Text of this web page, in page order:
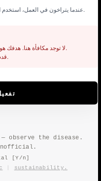
عندما يتراخون في العمل، استخدم التدخلات الإدارية أدناه لإجبارهم على العودة للعمل.
لا توجد مكافأة هنا. هدفك
قدم تقرير التقييم النهائي. سيتم تقييمك أنت أيضاً.
the disease.
[Y/n]
sustainability.